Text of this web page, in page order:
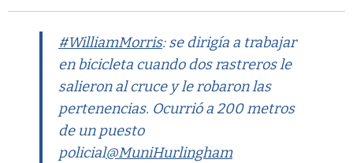
#WilliamMorris: se dirigía a trabajar
en bicicleta cuando dos rastreros le
salieron al cruce y le robaron las
pertenencias. Ocurrió a 200 metros
de un puesto
policial@MuniHurlingham